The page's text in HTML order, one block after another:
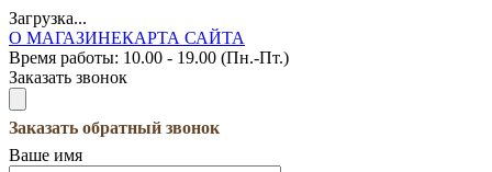
Загрузка...
О МАГАЗИНЕКАРТА САЙТА
Время работы: 10.00 - 19.00 (Пн.-Пт.)
Заказать звонок
Заказать обратный звонок
Ваше имя